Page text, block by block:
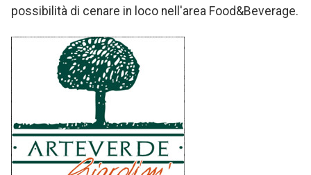
possibilità di cenare in loco nell'area Food&Beverage.